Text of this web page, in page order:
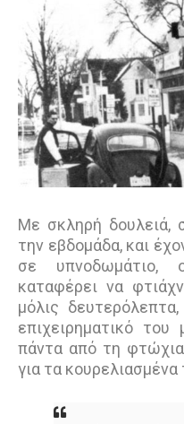
Με σκληρή δουλειά,
την εβδοµάδα, και
σε υπνοδωµάτιο,
καταφέρει να
µόλις
επιχειρηµατικό
πάντα από τη
για τα κουρελιασµένα